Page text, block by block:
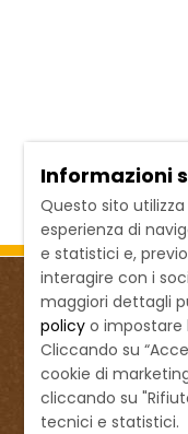
Informazioni
Questo sito
esperienza di
e statistici e,
interagire con i
maggiori dettagli
policy o
Cliccando su
cookie di
cliccando su
tecnici e statistici.